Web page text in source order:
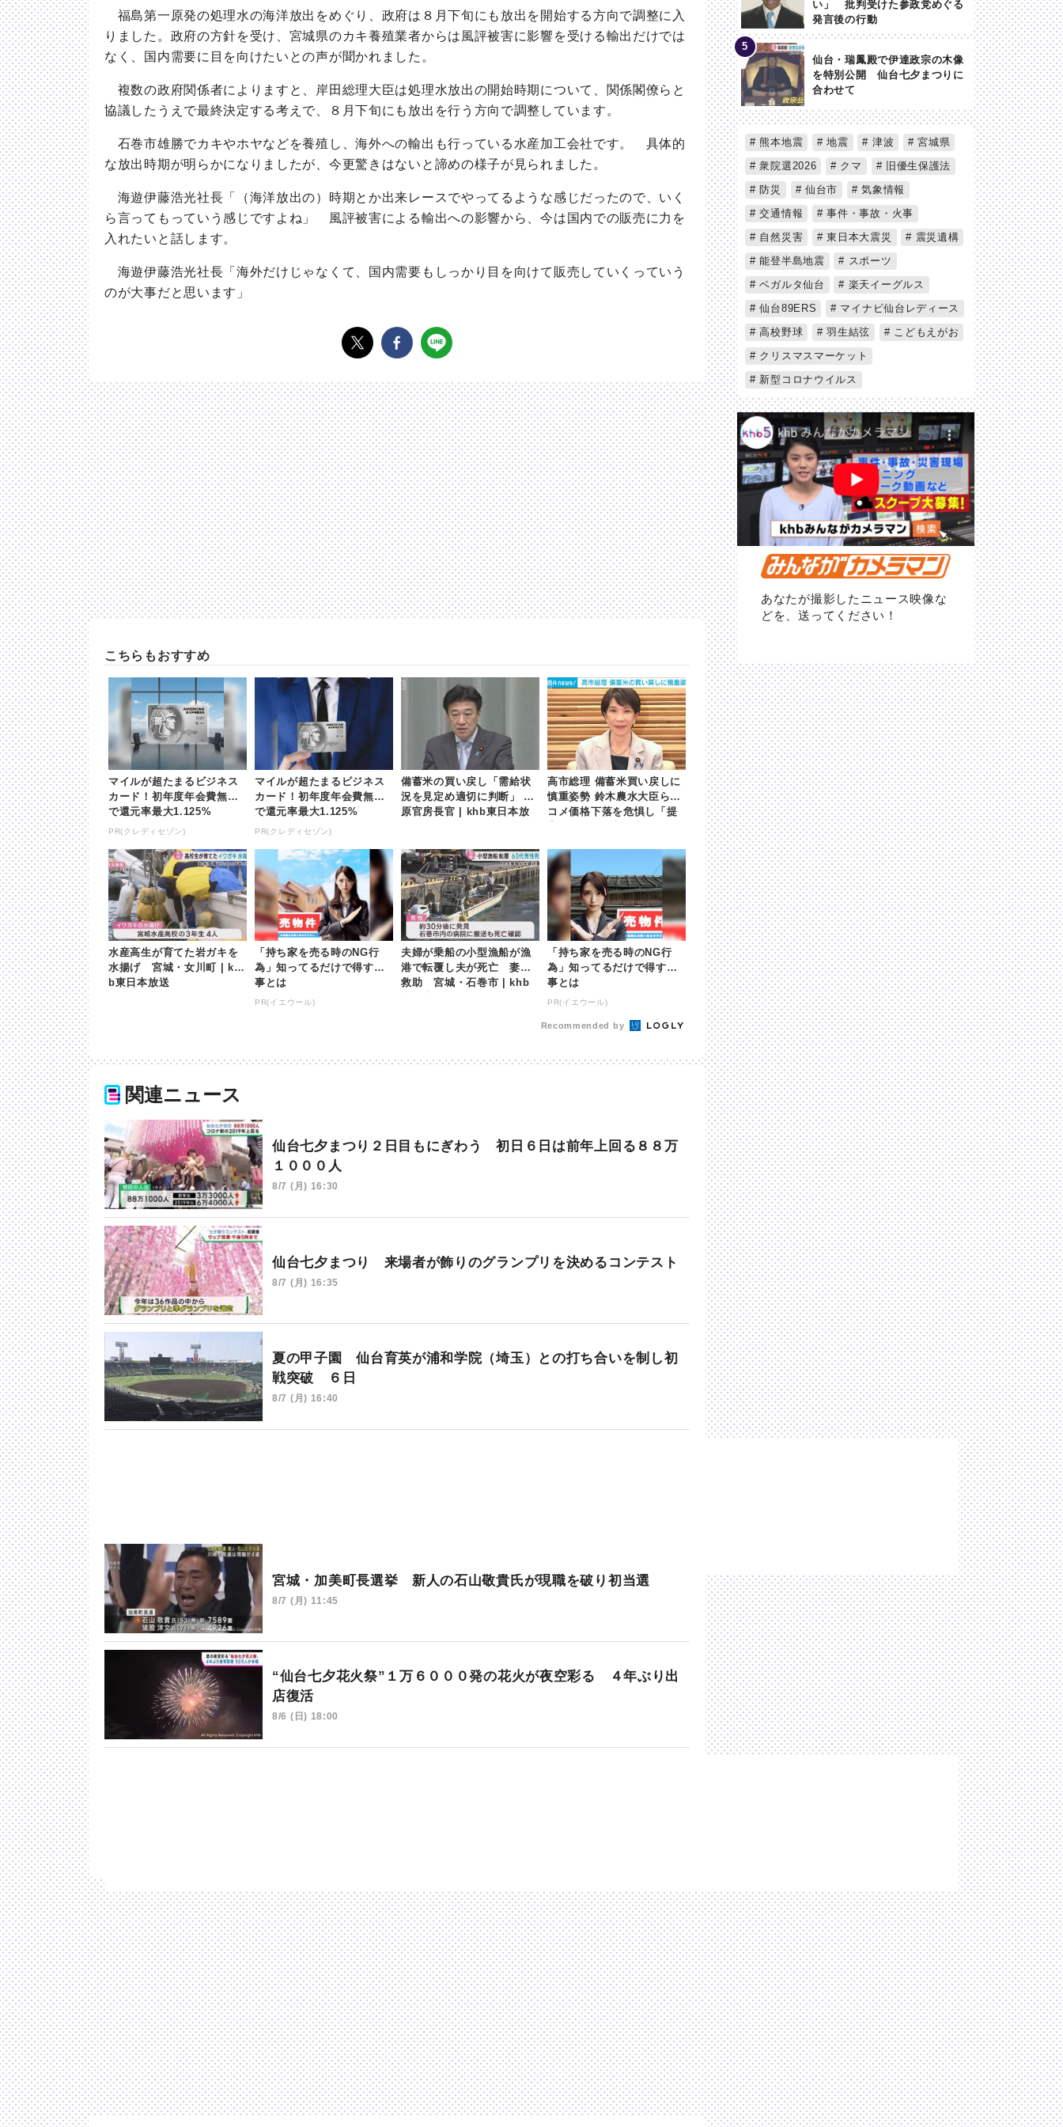
福島第一原発の処理水の海洋放出をめぐり、政府は８月下旬にも放出を開始する方向で調整に入
りました。政府の方針を受け、宮城県のカキ養殖業者からは風評被害に影響を受ける輸出だけでは
なく、国内需要に目を向けたいとの声が聞かれました。
複数の政府関係者によりますと、岸田総理大臣は処理水放出の開始時期について、関係閣僚らと
協議したうえで最終決定する考えで、８月下旬にも放出を行う方向で調整しています。
石巻市雄勝でカキやホヤなどを養殖し、海外への輸出も行っている水産加工会社です。 具体的
な放出時期が明らかになりましたが、今更驚きはないと諦めの様子が見られました。
海遊伊藤浩光社長「（海洋放出の）時期とか出来レースでやってるような感じだったので、いく
ら言ってもっていう感じですよね」 風評被害による輸出への影響から、今は国内での販売に力を
入れたいと話します。
海遊伊藤浩光社長「海外だけじゃなくて、国内需要もしっかり目を向けて販売していくっていう
のが大事だと思います」
こちらもおすすめ
マイルが超たまるビジネス
カード！初年度年会費無料
で還元率最大1.125%
PR(クレディセゾン)
マイルが超たまるビジネス
カード！初年度年会費無料
で還元率最大1.125%
PR(クレディセゾン)
備蓄米の買い戻し「需給状
況を見定め適切に判断」 木
原官房長官 | khb東日本放
高市総理 備蓄米買い戻しに
慎重姿勢 鈴木農水大臣らが
コメ価格下落を危惧し「提
水産高生が育てた岩ガキを
水揚げ 宮城・女川町 | kh
b東日本放送
「持ち家を売る時のNG行
為」知ってるだけで得する
事とは
PR(イエウール)
夫婦が乗船の小型漁船が漁
港で転覆し夫が死亡 妻は
救助 宮城・石巻市 | khb
「持ち家を売る時のNG行
為」知ってるだけで得する
事とは
PR(イエウール)
Recommended by
関連ニュース
仙台七夕まつり２日目もにぎわう 初日６日は前年上回る８８万
１０００人
8/7 (月) 16:30
仙台七夕まつり 来場者が飾りのグランプリを決めるコンテスト
8/7 (月) 16:35
夏の甲子園 仙台育英が浦和学院（埼玉）との打ち合いを制し初
戦突破 ６日
8/7 (月) 16:40
宮城・加美町長選挙 新人の石山敬貴氏が現職を破り初当選
8/7 (月) 11:45
“仙台七夕花火祭”１万６０００発の花火が夜空彩る ４年ぶり出
店復活
8/6 (日) 18:00
い」 批判受けた参政党めぐる
発言後の行動
仙台・瑞鳳殿で伊達政宗の木像
を特別公開 仙台七夕まつりに
合わせて
熊本地震 地震 津波
宮城県
衆院選2026
クマ
旧優生保護法
防災
仙台市
気象情報
交通情報
事件・事故・火事
自然災害
東日本大震災
震災遺構
能登半島地震
スポーツ
ベガルタ仙台
楽天イーグルス
仙台89ERS
マイナビ仙台レディース
高校野球
羽生結弦
こどもえがお
クリスマスマーケット
新型コロナウイルス
あなたが撮影したニュース映像な
どを、送ってください！